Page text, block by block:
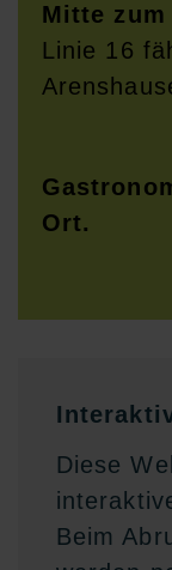
Mitte
Linie 16
Ort.
Diese
Beim